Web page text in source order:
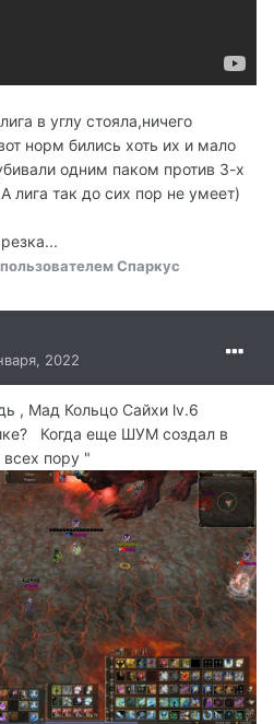
в углу стояла,ничего
норм бились хоть их и мало
одним паком против 3-х
лига так до сих пор не умеет)
пользователем Спаркус
2022
, Мад Кольцо Cайхи lv.6
Когда еще ШУМ создал в
пору "